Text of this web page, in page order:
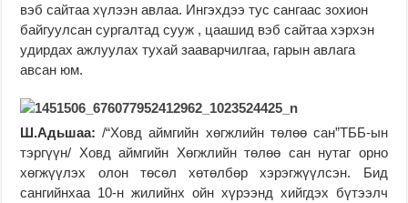
вэб сайтаа хүлээн авлаа. Ингэхдээ тус сангаас зохион
байгуулсан сургалтад сууж , цаашид вэб сайтаа хэрхэн
удирдах ажлуулах тухай зааварчилгаа, гарын авлага
авсан юм.
Ш.Адьшаа: /“Ховд аймгийн хөгжлийн төлөө сан”ТББ-ын
тэргүүн/ Ховд аймгийн Хөгжлийн төлөө сан нутаг орно
хөгжүүлэх олон төсөл хөтөлбөр хэрэгжүүлсэн. Бид
сангийнхаа 10-н жилийнх ойн хүрээнд хийгдэх бүтээлч